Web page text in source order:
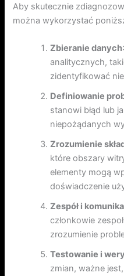
Aby skutecznie
można wykorzystać
Zbieranie danych
analitycznych,
zidentyfikować
Definiowanie
stanowi błąd lub
niepożądanych
Zrozumienie
które obszary
elementy mogą
doświadczenie
Zespół i
członkowie
zrozumienie
Testowanie i
zmian, ważne